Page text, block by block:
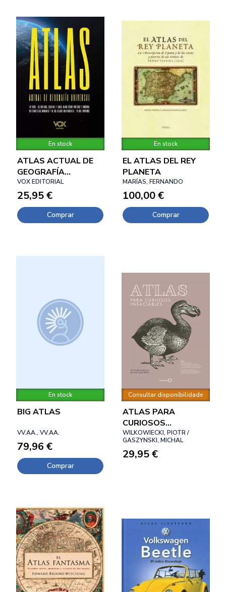
En stock
ATLAS ACTUAL DE
GEOGRAFÍA
UNIVERSAL VOX
VOX EDITORIAL
25,95 €
Comprar
En stock
EL ATLAS DEL REY
PLANETA
MARÍAS, FERNANDO
100,00 €
Comprar
En stock
BIG ATLAS
VV.AA., VV.AA.
79,96 €
Comprar
Consultar disponibilidade
ATLAS PARA
CURIOSOS
INSACIABLES (NUEVA
PRESENTACIÓN)
WILKOWIECKI, PIOTR /
GASZYNSKI, MICHAL
29,95 €